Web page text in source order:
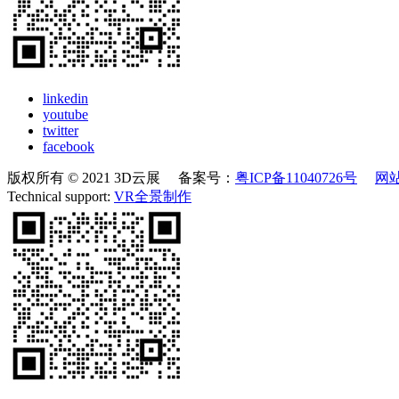
linkedin
youtube
twitter
facebook
版权所有 © 2021 3D云展 备案号： 粤ICP备11040726号
网
Technical support: VR全景制作